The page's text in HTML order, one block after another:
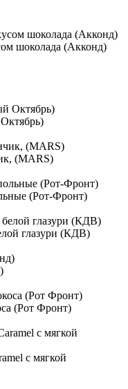
шоколада (Акконд)
(MARS)
(Рот-Фронт)
глазури (КДВ)
(Рот Фронт)
с мягкой